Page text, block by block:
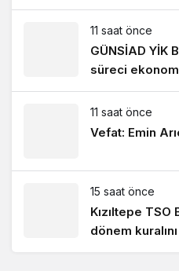
11 saat önce
GÜNSİAD YİK
süreci
sağlayacak!
11 saat önce
Vefat: Emin
15 saat önce
Kızıltepe TSO
dönem